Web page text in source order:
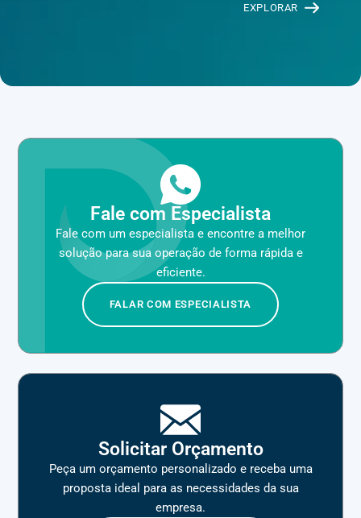
EXPLORAR
Fale com Especialista
Fale com um especialista e encontre a melhor
solução para sua operação de forma rápida e
eficiente.
FALAR COM ESPECIALISTA
Solicitar Orçamento
Peça um orçamento personalizado e receba uma
proposta ideal para as necessidades da sua
empresa.